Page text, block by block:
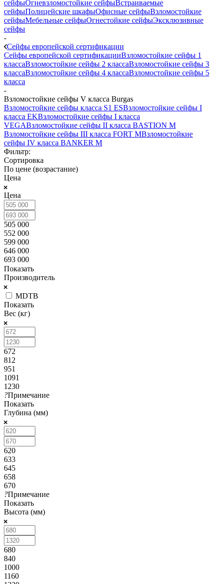
сейфыОгневзломостойкие сейфыВстраиваемые
сейфыПолицейские шкафыОфисные сейфыВзломостойкие
сейфыМебельные сейфыОгнестойкие сейфыЭксклюзивные
сейфы
-
Сейфы европейской сертификации
Сейфы европейской сертификацииВзломостойкие сейфы 1
классаВзломостойкие сейфы 2 классаВзломостойкие сейфы 3
классаВзломостойкие сейфы 4 класcаВзломостойкие сейфы 5
класса
-
Взломостойкие сейфы V класса Burgas
Взломостойкие сейфы класса S1 ESВзломостойкие сейфы I
класса EKВзломостойкие сейфы I класса
VEGAВзломостойкие сейфы II класса BASTION M
Взломостойкие сейфы III класса FORT MВзломостойкие
сейфы IV класса BANKER M
Фильтр:
Сортировка
По цене (возрастание)
Цена
Цена
505 000
552 000
599 000
646 000
693 000
Показать
Производитель
MDTB
Показать
Вес (кг)
672
812
951
1091
1230
?Примечание
Показать
Глубина (мм)
620
633
645
658
670
?Примечание
Показать
Высота (мм)
680
840
1000
1160